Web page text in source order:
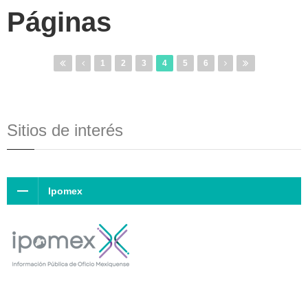
Páginas
1 2 3 4 5 6
Sitios de interés
Ipomex